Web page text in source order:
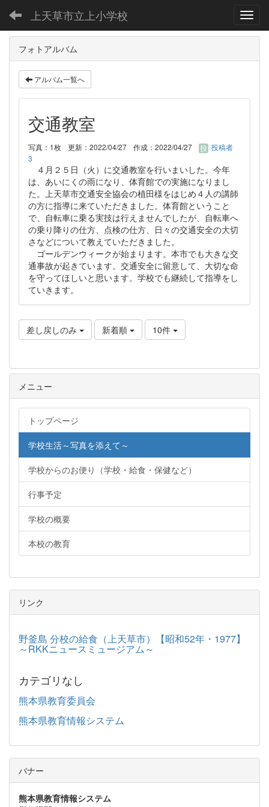
上天草市立上小学校
フォトアルバム
アルバム一覧へ
交通教室
写真：1枚 更新：2022/04/27 作成：2022/04/27
投稿者
3
４月２５日（火）に交通教室を行いまいした。今年
は、あいにくの雨になり、体育館での実施になりまし
た。上天草市交通安全協会の植田様をはじめ４人の講師
の方に指導に来ていただきました。体育館ということ
で、自転車に乗る実技は行えませんでしたが、自転車へ
の乗り降りの仕方、点検の仕方、日々の交通安全の大切
さなどについて教えていただきました。
ゴールデンウィークが始まります。本市でも大きな交
通事故が起きています。交通安全に留意して、大切な命
を守ってほしいと思います。学校でも継続して指導をし
ていきます。
差し戻しのみ 新着順 10件
メニュー
トップページ
学校生活～写真を添えて～
学校からのお便り（学校・給食・保健など）
行事予定
学校の概要
本校の教育
リンク
野釜島 分校の給食（上天草市）【昭和52年・1977】
～RKKニュースミュージアム～
カテゴリなし
熊本県教育委員会
熊本県教育情報システム
バナー
熊本県教育情報システム